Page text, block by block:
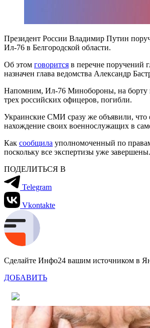
Президент России Владимир Путин
Ил-76 в Белгородской области.
Об этом говорится в перечне поручений
назначен глава ведомства Александр
Напомним, Ил-76 Минобороны, на борту
трех российских офицеров, погибли.
Украинские СМИ сразу же объявили, что
нахождение своих военнослужащих в
Как сообщила уполномоченный по
поскольку все экспертизы уже
ПОДЕЛИТЬСЯ В
Telegram
Vkontakte
Сделайте Инфо24 вашим источником в
ДОБАВИТЬ